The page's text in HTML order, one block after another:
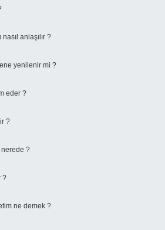
anlaşılır ?
yenilenir mi ?
eder ?
?
nerede ?
?
ne demek ?